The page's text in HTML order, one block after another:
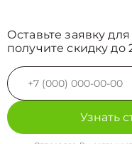
Оставьте заявку
получите скидку до
Узнать